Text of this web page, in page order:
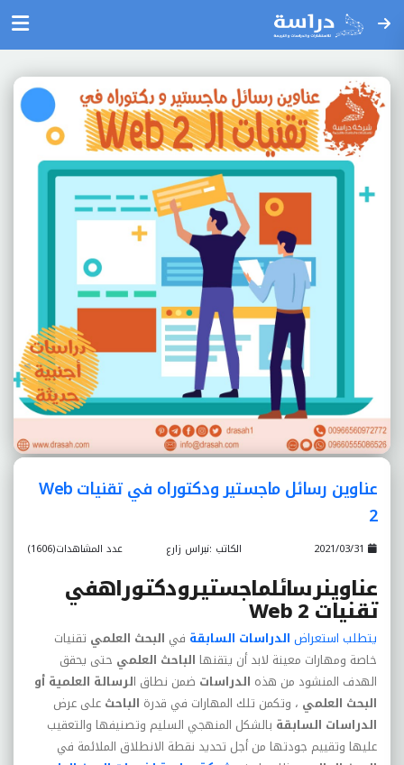
عناوين رسائل ماجستير ودكتوراه في تقنيات Web
2
عدد المشاهدات(1606) الكاتب :نبراس زارع
عناوينرسائلماجستيرودكتوراهفي
تقنياتWeb 2
يتطلب استعراض الدراسات السابقة في البحث العلمي تقنيات
خاصة ومهارات معينة لابد أن يتقنها الباحث العلمي حتى يحقق
الهدف المنشود من هذه الدراسات ضمن نطاق الرسالة العلمية أو
البحث العلمي ، وتكمن تلك المهارات في قدرة الباحث على عرض
الدراسات السابقة بالشكل المنهجي السليم وتصنيفها والتعقيب
عليها وتقييم جودتها من أجل تحديد نقطة الانطلاق الملائمة في